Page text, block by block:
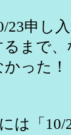
申し
るまで
った
は「10/